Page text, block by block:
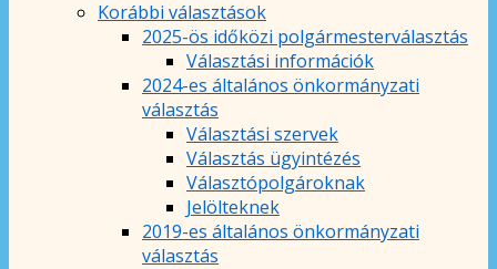
Korábbi választások
2025-ös időközi polgármesterválasztás
Választási információk
2024-es általános önkormányzati
választás
Választási szervek
Választás ügyintézés
Választópolgároknak
Jelölteknek
2019-es általános önkormányzati
választás